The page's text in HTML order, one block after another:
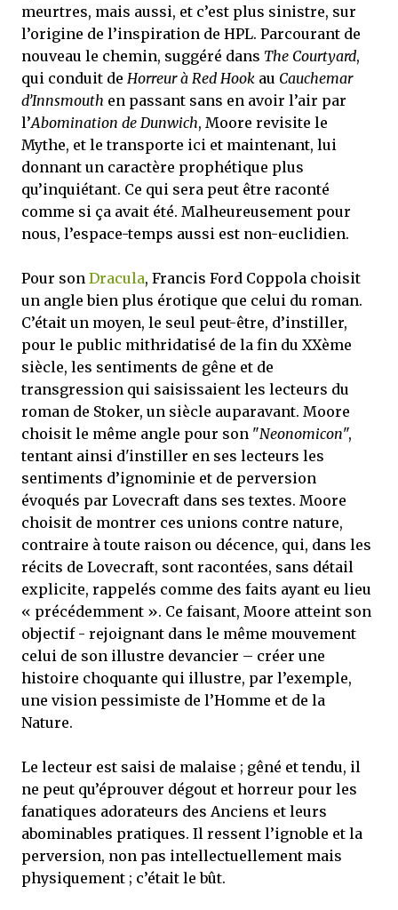
meurtres, mais aussi, et c’est plus sinistre, sur
l’origine de l’inspiration de HPL. Parcourant de
nouveau le chemin, suggéré dans The Courtyard,
qui conduit de Horreur à Red Hook au Cauchemar
d’Innsmouth en passant sans en avoir l’air par
l’Abomination de Dunwich, Moore revisite le
Mythe, et le transporte ici et maintenant, lui
donnant un caractère prophétique plus
qu’inquiétant. Ce qui sera peut être raconté
comme si ça avait été. Malheureusement pour
nous, l’espace-temps aussi est non-euclidien.
Pour son Dracula, Francis Ford Coppola choisit
un angle bien plus érotique que celui du roman.
C’était un moyen, le seul peut-être, d’instiller,
pour le public mithridatisé de la fin du XXème
siècle, les sentiments de gêne et de
transgression qui saisissaient les lecteurs du
roman de Stoker, un siècle auparavant. Moore
choisit le même angle pour son "Neonomicon",
tentant ainsi d'instiller en ses lecteurs les
sentiments d’ignominie et de perversion
évoqués par Lovecraft dans ses textes. Moore
choisit de montrer ces unions contre nature,
contraire à toute raison ou décence, qui, dans les
récits de Lovecraft, sont racontées, sans détail
explicite, rappelés comme des faits ayant eu lieu
« précédemment ». Ce faisant, Moore atteint son
objectif - rejoignant dans le même mouvement
celui de son illustre devancier – créer une
histoire choquante qui illustre, par l’exemple,
une vision pessimiste de l’Homme et de la
Nature.
Le lecteur est saisi de malaise ; gêné et tendu, il
ne peut qu’éprouver dégout et horreur pour les
fanatiques adorateurs des Anciens et leurs
abominables pratiques. Il ressent l’ignoble et la
perversion, non pas intellectuellement mais
physiquement ; c’était le bût.